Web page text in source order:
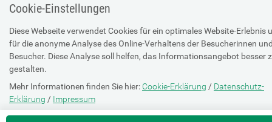
Cookie-Einstellungen
Diese Webseite verwendet Cookies für ein optimales Website-Erlebnis
für die anonyme Analyse des Online-Verhaltens der Besucherinnen
Besucher. Diese Analyse soll helfen, das Informationsangebot besser
gestalten.
Mehr Informationen finden Sie hier: Cookie-Erklärung / Datenschutz-
Erklärung / Impressum
Die Einstellung können Sie jederzeit auf der Seite "Cookie-Erklärung"